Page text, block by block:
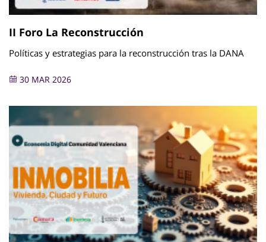
II Foro La Reconstrucción
Políticas y estrategias para la reconstrucción tras la DANA
30 MAR 2026